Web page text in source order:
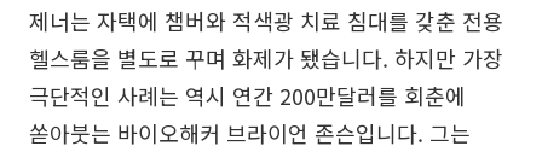
제너는 자택에 챔버와 적색광 치료 침대를 갖춘 전용
헬스룸을 별도로 꾸며 화제가 됐습니다. 하지만 가장
극단적인 사례는 역시 연간 200만달러를 회춘에
쏟아붓는 바이오해커 브라이언 존슨입니다. 그는